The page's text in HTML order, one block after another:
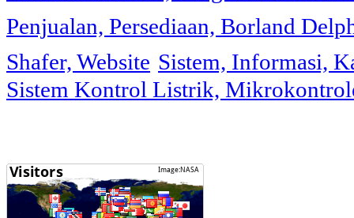
Penjualan, Persediaan, Borland
Shafer, Website Sistem, Informasi,
Sistem Kontrol Listrik,